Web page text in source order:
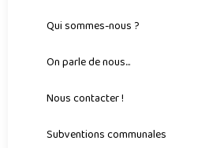
Qui sommes-nous ?
On parle de nous...
Nous contacter !
Subventions communales